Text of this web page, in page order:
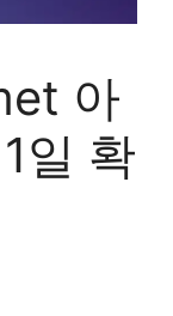
아
일 확